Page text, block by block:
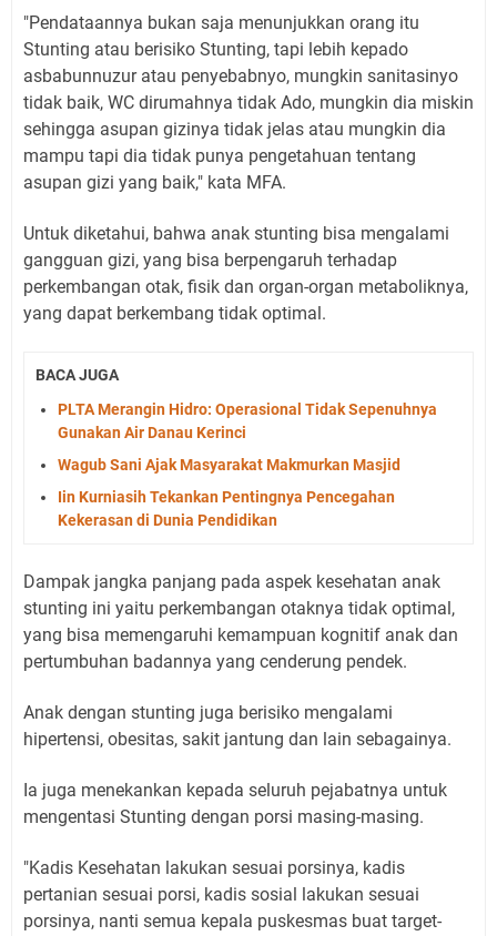
"Pendataannya bukan saja menunjukkan orang itu
Stunting atau berisiko Stunting, tapi lebih kepado
asbabunnuzur atau penyebabnyo, mungkin sanitasinyo
tidak baik, WC dirumahnya tidak Ado, mungkin dia miskin
sehingga asupan gizinya tidak jelas atau mungkin dia
mampu tapi dia tidak punya pengetahuan tentang
asupan gizi yang baik," kata MFA.
Untuk diketahui, bahwa anak stunting bisa mengalami
gangguan gizi, yang bisa berpengaruh terhadap
perkembangan otak, fisik dan organ-organ metaboliknya,
yang dapat berkembang tidak optimal.
BACA JUGA
PLTA Merangin Hidro: Operasional Tidak Sepenuhnya
Gunakan Air Danau Kerinci
Wagub Sani Ajak Masyarakat Makmurkan Masjid
Iin Kurniasih Tekankan Pentingnya Pencegahan
Kekerasan di Dunia Pendidikan
Dampak jangka panjang pada aspek kesehatan anak
stunting ini yaitu perkembangan otaknya tidak optimal,
yang bisa memengaruhi kemampuan kognitif anak dan
pertumbuhan badannya yang cenderung pendek.
Anak dengan stunting juga berisiko mengalami
hipertensi, obesitas, sakit jantung dan lain sebagainya.
Ia juga menekankan kepada seluruh pejabatnya untuk
mengentasi Stunting dengan porsi masing-masing.
"Kadis Kesehatan lakukan sesuai porsinya, kadis
pertanian sesuai porsi, kadis sosial lakukan sesuai
porsinya, nanti semua kepala puskesmas buat target-